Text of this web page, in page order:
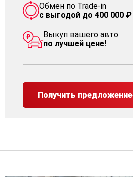
Обмен по Trade-in
с выгодой до 400 000 ₽
Выкуп вашего авто
по лучшей цене!
Получить предложение